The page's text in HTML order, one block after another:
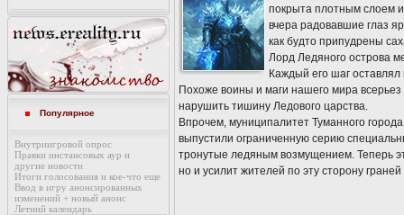
Популярное
Внутриигровой опрос
Правки инстансовых аур и
другие новости
Итоги голосования и кое-что еще
Ввод в игру анонсированных
изменений + новый анонс
Летний календарь
покрыта плотным слоем
вчера радовавшие глаз
как будто припудрены
Лорд Ледяного острова
Каждый его шаг
Похоже воины и маги нашего мира всерьез
нарушить тишину Ледового царства.
Впрочем, муниципалитет Туманного
выпустили ограниченную серию
тронутые ледяным возмущением. Теперь
но и усилит жителей по эту сторону